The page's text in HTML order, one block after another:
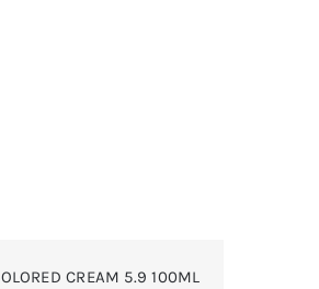
CREAM 5.9 100ML